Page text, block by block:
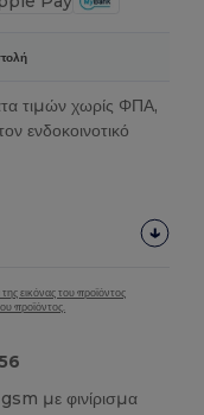
τιμών χωρίς ΦΠΑ,
ενδοκοινοτικό
εικόνας του προϊόντος
προϊόντος.
με φινίρισμα